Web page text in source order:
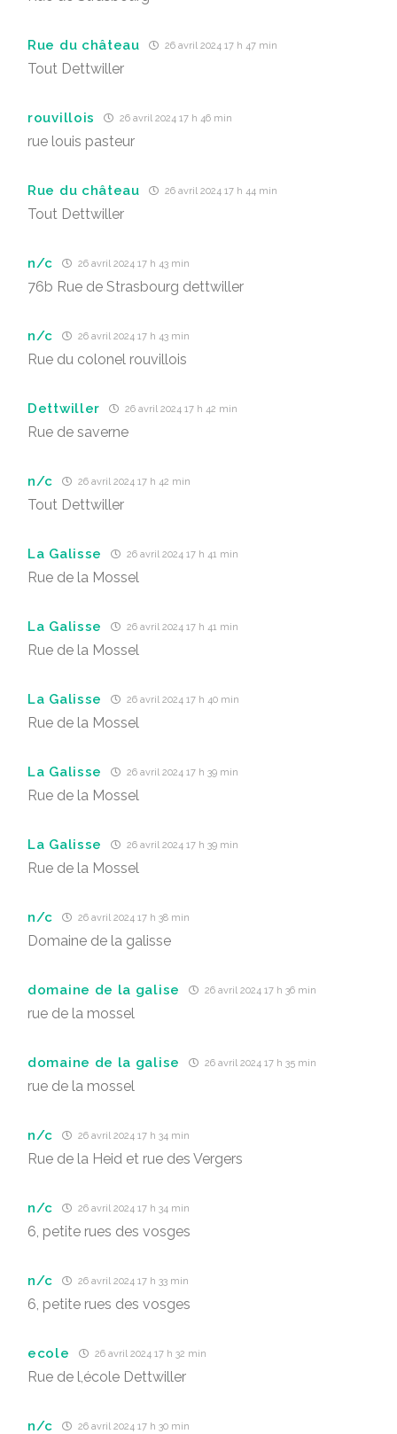
Rue du château 26 avril 2024 17 h 47 min
Tout Dettwiller
rouvillois 26 avril 2024 17 h 46 min
rue louis pasteur
Rue du château 26 avril 2024 17 h 44 min
Tout Dettwiller
n/c 26 avril 2024 17 h 43 min
76b Rue de Strasbourg dettwiller
n/c 26 avril 2024 17 h 43 min
Rue du colonel rouvillois
Dettwiller 26 avril 2024 17 h 42 min
Rue de saverne
n/c 26 avril 2024 17 h 42 min
Tout Dettwiller
La Galisse 26 avril 2024 17 h 41 min
Rue de la Mossel
La Galisse 26 avril 2024 17 h 41 min
Rue de la Mossel
La Galisse 26 avril 2024 17 h 40 min
Rue de la Mossel
La Galisse 26 avril 2024 17 h 39 min
Rue de la Mossel
La Galisse 26 avril 2024 17 h 39 min
Rue de la Mossel
n/c 26 avril 2024 17 h 38 min
Domaine de la galisse
domaine de la galise 26 avril 2024 17 h 36 min
rue de la mossel
domaine de la galise 26 avril 2024 17 h 35 min
rue de la mossel
n/c 26 avril 2024 17 h 34 min
Rue de la Heid et rue des Vergers
n/c 26 avril 2024 17 h 34 min
6, petite rues des vosges
n/c 26 avril 2024 17 h 33 min
6, petite rues des vosges
ecole 26 avril 2024 17 h 32 min
Rue de l,école Dettwiller
n/c 26 avril 2024 17 h 30 min